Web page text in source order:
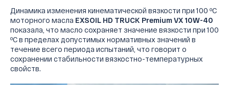
Динамика изменения кинематической вязкости при 100 ºС
моторного масла EXSOIL HD TRUCK Premium VX 10W-40
показала, что масло сохраняет значение вязкости при 100
ºС в пределах допустимых нормативных значений в
течение всего периода испытаний, что говорит о
сохранении стабильности вязкостно-температурных
свойств.